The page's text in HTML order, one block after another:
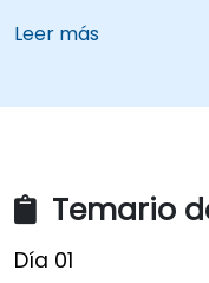
Leer más
Temario
Día 01